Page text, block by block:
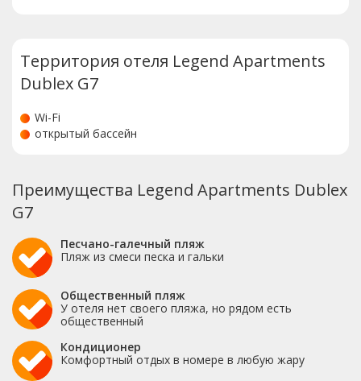
Территория отеля Legend Apartments
Dublex G7
Wi-Fi
открытый бассейн
Преимущества Legend Apartments Dublex
G7
Песчано-галечный пляж
Пляж из смеси песка и гальки
Общественный пляж
У отеля нет своего пляжа, но рядом есть
общественный
Кондиционер
Комфортный отдых в номере в любую жару